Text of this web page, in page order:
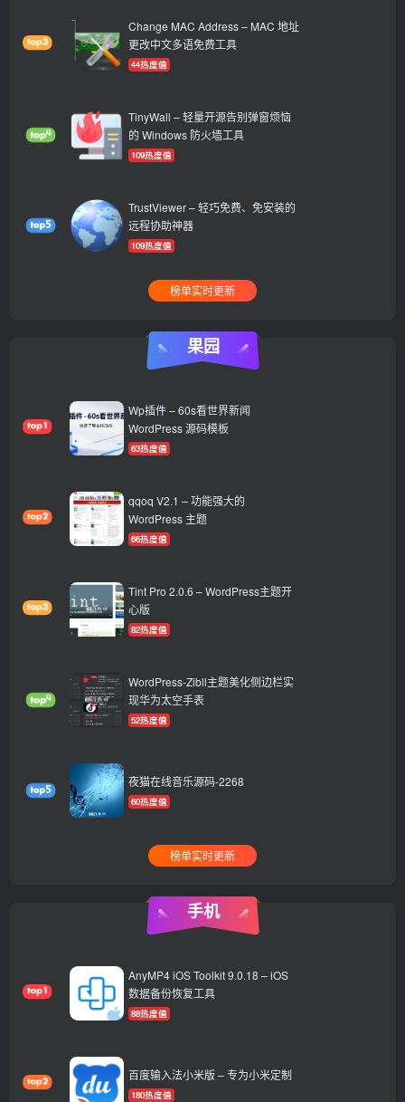
Change MAC Address – MAC 地址
更改中文多语免费工具
44热度值
TinyWall – 轻量开源告别弹窗烦恼
的 Windows 防火墙工具
109热度值
TrustViewer – 轻巧免费、免安装的
远程协助神器
109热度值
榜单实时更新
果园
Wp插件 – 60s看世界新闻
WordPress 源码模板
63热度值
qqoq V2.1 – 功能强大的
WordPress 主题
66热度值
Tint Pro 2.0.6 – WordPress主题开
心版
82热度值
WordPress-Zibll主题美化侧边栏实
现华为太空手表
52热度值
夜猫在线音乐源码-2268
60热度值
榜单实时更新
手机
AnyMP4 iOS Toolkit 9.0.18 – iOS
数据备份恢复工具
88热度值
百度输入法小米版 – 专为小米定制
180热度值